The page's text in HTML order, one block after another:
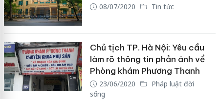
08/07/2020 Tin tức
Chủ tịch TP. Hà Nội: Yêu cầu
làm rõ thông tin phản ánh về
Phòng khám Phương Thanh
23/06/2020
Pháp luật đời
sống